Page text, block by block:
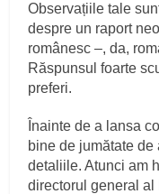
Observațiile tale
despre un raport
românesc –, da,
Răspunsul foarte
preferi.
Înainte de a lansa
bine de jumătate
detaliile. Atunci am
directorul general al